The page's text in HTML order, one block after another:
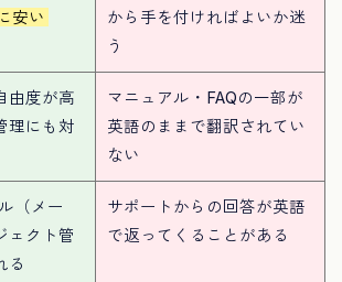
安い
から手を付ければよいか迷
う
由度が高
理にも対
マニュアル・FAQの一部が
英語のままで翻訳されてい
ない
（メー
ェクト管
る
サポートからの回答が英語
で返ってくることがある